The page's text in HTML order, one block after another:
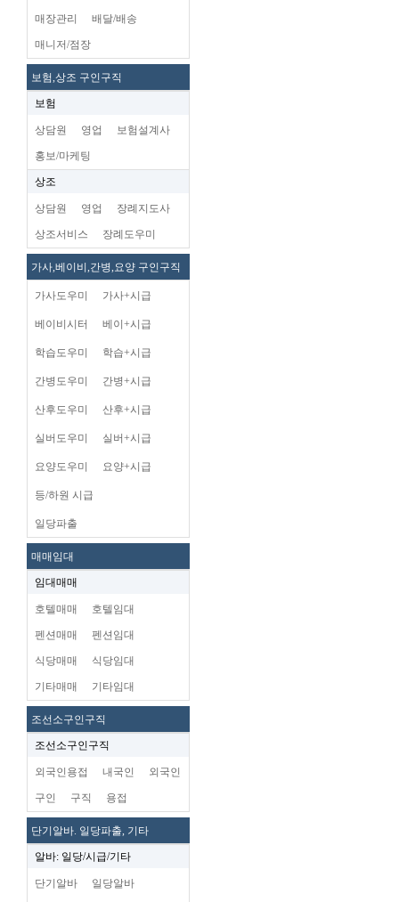
매장관리 배달/배송
매니저/점장
보험,상조 구인구직
보험
상담원 영업 보험설계사
홍보/마케팅
상조
상담원 영업 장례지도사
상조서비스 장례도우미
가사,베이비,간병,요양 구인구직
가사도우미 가사+시급
베이비시터 베이+시급
학습도우미 학습+시급
간병도우미 간병+시급
산후도우미 산후+시급
실버도우미 실버+시급
요양도우미 요양+시급
등/하원 시급
일당파출
매매임대
임대매매
호텔매매 호텔임대
펜션매매 펜션임대
식당매매 식당임대
기타매매 기타임대
조선소구인구직
조선소구인구직
외국인용접 내국인 외국인
구인 구직 용접
단기알바. 일당파출, 기타
알바: 일당/시급/기타
단기알바 일당알바